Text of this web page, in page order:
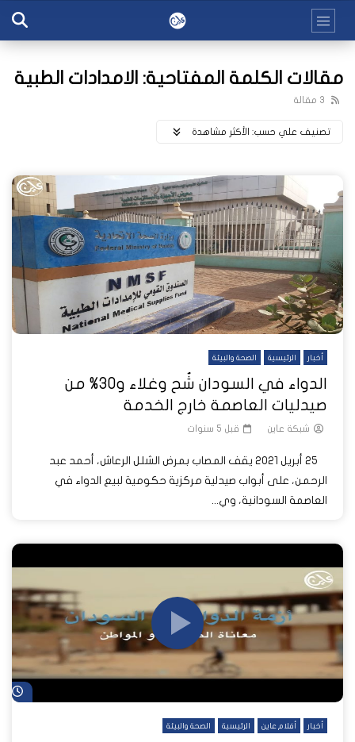
مقالات الكلمة المفتاحية: الامدادات الطبية
3 مقالة
تصنيف علي حسب: اﻷكثر مشاهدة
أخبار الرئيسية الصحة والبيئة
الدواء في السودان شُح وغلاء و30% من
صيدليات العاصمة خارج الخدمة
شبكة عاين قبل 5 سنوات
25 أبريل 2021 يقف المصاب بمرض الشلل الرعاش، أحمد عبد
الرحمن، على أبواب صيدلية مركزية حكومية لبيع الدواء في
العاصمة السودانية، وي...
أخبار أفلام عاين الرئيسية الصحة والبيئة